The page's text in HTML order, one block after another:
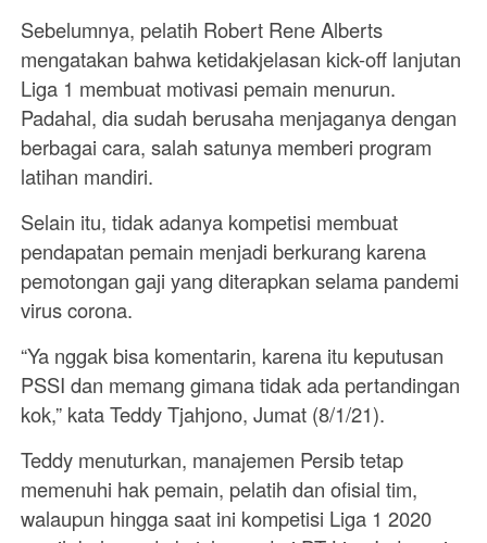
Sebelumnya, pelatih Robert Rene Alberts
mengatakan bahwa ketidakjelasan kick-off lanjutan
Liga 1 membuat motivasi pemain menurun.
Padahal, dia sudah berusaha menjaganya dengan
berbagai cara, salah satunya memberi program
latihan mandiri.
Selain itu, tidak adanya kompetisi membuat
pendapatan pemain menjadi berkurang karena
pemotongan gaji yang diterapkan selama pandemi
virus corona.
“Ya nggak bisa komentarin, karena itu keputusan
PSSI dan memang gimana tidak ada pertandingan
kok,” kata Teddy Tjahjono, Jumat (8/1/21).
Teddy menuturkan, manajemen Persib tetap
memenuhi hak pemain, pelatih dan ofisial tim,
walaupun hingga saat ini kompetisi Liga 1 2020